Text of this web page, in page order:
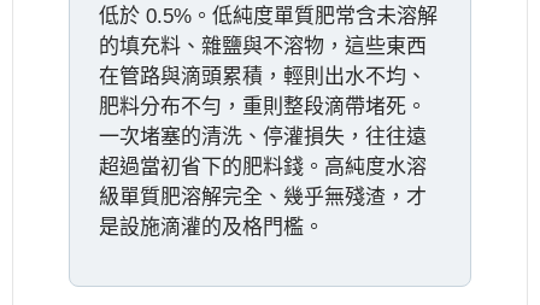
低於 0.5%。低純度單質肥常含未溶解
的填充料、雜鹽與不溶物，這些東西
在管路與滴頭累積，輕則出水不均、
肥料分布不勻，重則整段滴帶堵死。
一次堵塞的清洗、停灌損失，往往遠
超過當初省下的肥料錢。高純度水溶
級單質肥溶解完全、幾乎無殘渣，才
是設施滴灌的及格門檻。